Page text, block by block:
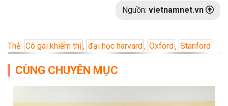
Nguồn: vietnamnet.vn
Thẻ: Cô gái khiếm thị , đại học harvard , Oxford , Stanford
CÙNG CHUYÊN MỤC